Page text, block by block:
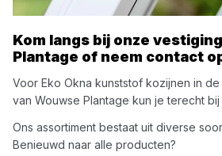
Kom langs bij onze
Plantage of neem contact
Voor Eko Okna kunststof kozijnen in de
van Wouwse Plantage kun je terecht bij
Ons assortiment bestaat uit diverse
Benieuwd naar alle producten?